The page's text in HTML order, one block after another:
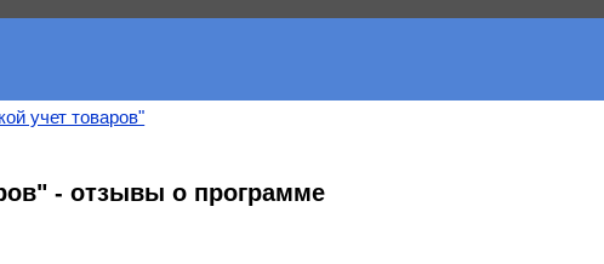
учет товаров"
- отзывы о программе